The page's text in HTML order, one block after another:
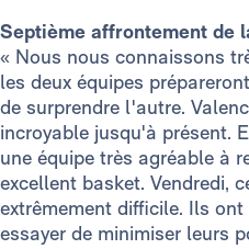
Septième affrontement de
« Nous nous connaissons
les deux équipes
de surprendre l'autre.
incroyable jusqu'à présent.
une équipe très agréable à
excellent basket. Vendredi,
extrêmement difficile. Ils
essayer de minimiser leurs